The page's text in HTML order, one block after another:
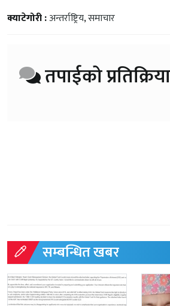
क्याटेगोरी :अन्तर्राष्ट्रिय,समाचार
तपाईको
सम्बन्धित खबर